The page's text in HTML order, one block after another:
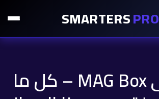
SMARTERSPRO
IPTV على MAG Box – كل ما